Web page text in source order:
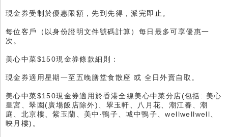
現金券受制於優惠限額，先到先得，派完即止。
每位客戶（以身份證明文件號碼計算）每日最多可享優惠一
次。
美心中菜$150現金券條款細則：
現金券適用星期一至五晚膳堂食散座 或 全日外賣自取。
美心中菜$150現金券適用於香港全線美心中菜分店(包括: 美心
皇宮、翠園(廣場飯店除外)、翠玉軒、八月花、潮江春、潮
庭、北京樓、紫玉蘭、美中‧鴨子、城中鴨子、wellwellwell、
映月樓)。